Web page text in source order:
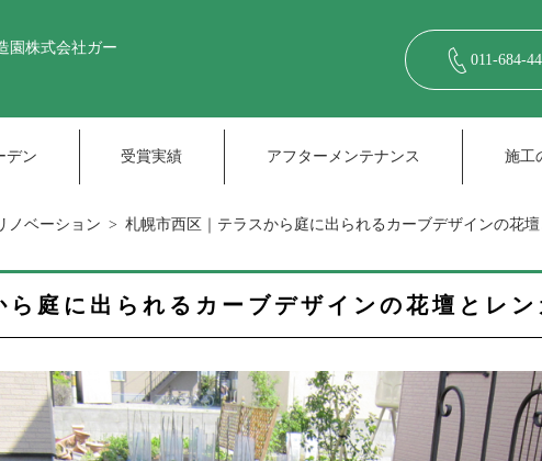
園株式会社ガー
011-684-
デン 受賞実績 アフターメンテナンス 施工
ノベーション 札幌市西区｜テラスから庭に出られるカーブデザインの花
庭に出られるカーブデザインの花壇とレ